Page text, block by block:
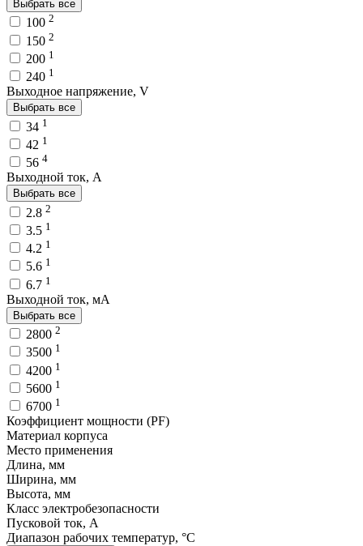
Выбрать все
100 2
150 2
200 1
240 1
Выходное напряжение, V
Выбрать все
34 1
42 1
56 4
Выходной ток, A
Выбрать все
2.8 2
3.5 1
4.2 1
5.6 1
6.7 1
Выходной ток, мA
Выбрать все
2800 2
3500 1
4200 1
5600 1
6700 1
Коэффициент мощности (PF)
Материал корпуса
Место применения
Длина, мм
Ширина, мм
Высота, мм
Класс электробезопасности
Пусковой ток, A
Диапазон рабочих температур, °C